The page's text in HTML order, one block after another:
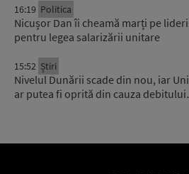
16:19 Politica
Nicușor Dan îi cheamă marți pe
pentru legea salarizării unitare
15:52 Știri
Nivelul Dunării scade din nou, iar
ar putea fi oprită din cauza